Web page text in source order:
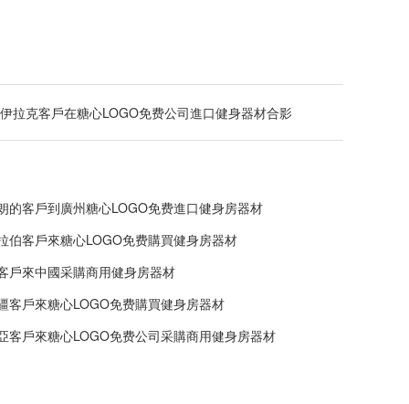
伊拉克客戶在糖心LOGO免费公司進口健身器材合影
的客戶到廣州糖心LOGO免费進口健身房器材
伯客戶來糖心LOGO免费購買健身房器材
戶來中國采購商用健身房器材
客戶來糖心LOGO免费購買健身房器材
客戶來糖心LOGO免费公司采購商用健身房器材